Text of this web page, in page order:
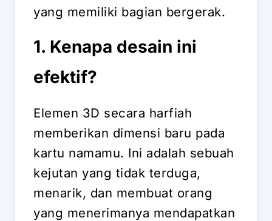
yang memiliki bagian bergerak.
1. Kenapa desain ini
efektif?
Elemen 3D secara harfiah
memberikan dimensi baru pada
kartu namamu. Ini adalah sebuah
kejutan yang tidak terduga,
menarik, dan membuat orang
yang menerimanya mendapatkan